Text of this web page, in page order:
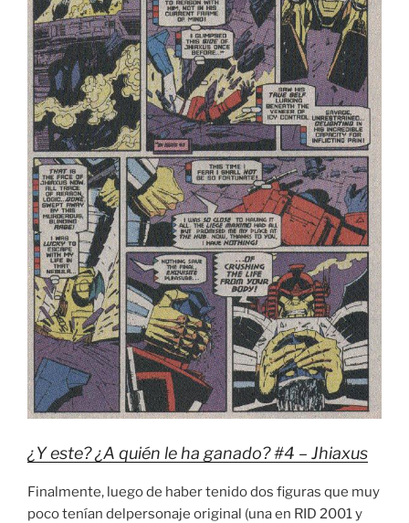
¿Y este? ¿A quién le ha ganado? #4 – Jhiaxus
Finalmente, luego de haber tenido dos figuras que muy
poco tenían delpersonaje original (una en RID 2001 y